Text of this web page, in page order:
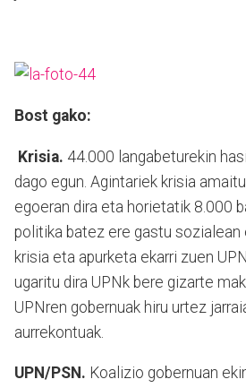
Bost gako:
Krisia. 44.000 langabeturekin
dago egun. Agintariek krisia
egoeran dira eta horietatik 8.000
politika batez ere gastu sozialean
krisia eta apurketa ekarri zuen
ugaritu dira UPNk bere gizarte
UPNren gobernuak hiru urtez
aurrekontuak.
UPN/PSN. Koalizio gobernuan